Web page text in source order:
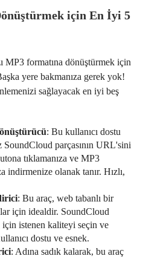
için En İyi 5
MP3 formatına dönüştürmek için
yere bakmanıza gerek yok!
sağlayacak en iyi beş
: Bu kullanıcı dostu
parçasının URL'sini
tıklamanıza ve MP3
indirmenize olanak tanır. Hızlı,
: Bu araç, web tabanlı bir
için idealdir. SoundCloud
istenen kaliteyi seçin ve
dostu ve esnek.
: Adına sadık kalarak, bu araç